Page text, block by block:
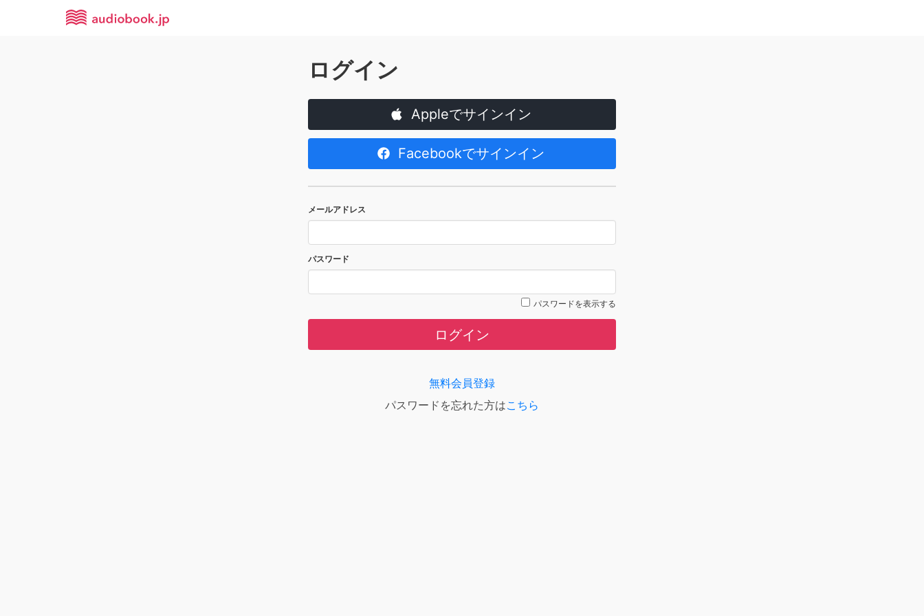
ログイン
Appleでサインイン
Facebookでサインイン
メールアドレス
パスワード
パスワードを表示する
ログイン
無料会員登録
パスワードを忘れた方はこちら